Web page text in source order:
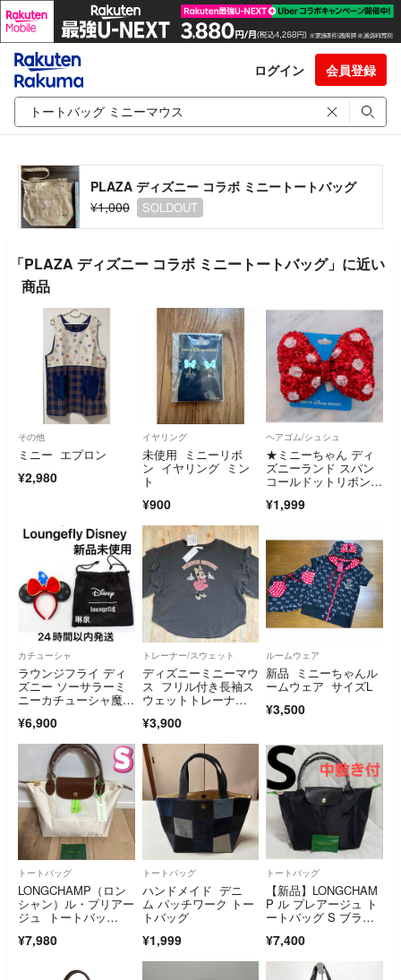
ログイン 会員登録
PLAZA ディズニー コラボ ミニートートバッグ
¥1,000
SOLDOUT
「PLAZA ディズニー コラボ ミニートートバッグ」に近い
商品
その他
ミニー エプロン
¥2,980
イヤリング
未使用 ミニーリボ
ン イヤリング ミン
ト
¥900
ヘアゴム/シュシュ
★ミニーちゃん ディ
ズニーランド スパン
コールドットリボンヘ
¥1,999
カチューシャ
ラウンジフライ ディ
ズニー ソーサラーミ
ニーカチューシャ魔法
¥6,900
トレーナー/スウェット
ディズニーミニーマウ
ス フリル付き長袖ス
ウェットトレーナ
¥3,900
ルームウェア
新品 ミニーちゃんル
ームウェア サイズL
¥3,500
トートバッグ
LONGCHAMP（ロン
シャン）ル・プリアー
ジュ トートバッ
¥7,980
トートバッグ
ハンドメイド デニ
ム パッチワーク トー
トバッグ
¥1,999
トートバッグ
【新品】LONGCHAM
P ル プレアージュ ト
ートバッグ S ブラッ
¥7,400